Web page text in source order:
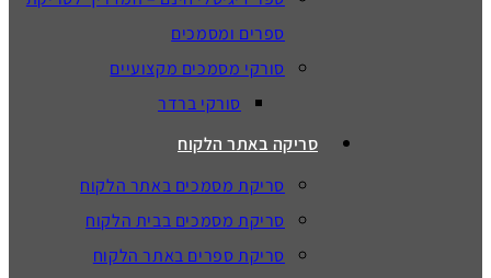
ספרים ומסמכים
סורקי מסמכים מקצועיים
סורקי ברדר
סריקה באתר הלקוח
סריקת מסמכים באתר הלקוח
סריקת מסמכים בבית הלקוח
סריקת ספרים באתר הלקוח